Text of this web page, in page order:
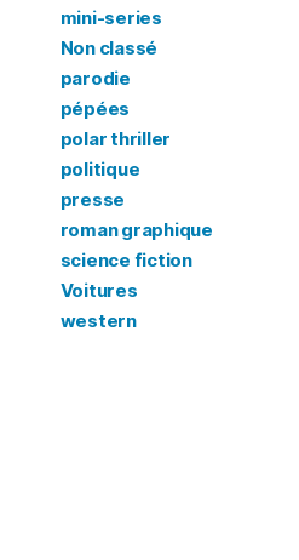
mini-series
Non classé
parodie
pépées
polar thriller
politique
presse
roman graphique
science fiction
Voitures
western